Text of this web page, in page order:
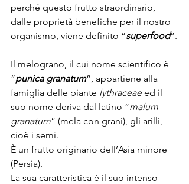
perché questo frutto straordinario,
dalle proprietà benefiche per il nostro
organismo, viene definito “superfood”.
Il melograno, il cui nome scientifico è
“punica granatum”, appartiene alla
famiglia delle piante lythraceae ed il
suo nome deriva dal latino “malum
granatum” (mela con grani), gli arilli,
cioè i semi.
È un frutto originario dell’Asia minore
(Persia).
La sua caratteristica è il suo intenso